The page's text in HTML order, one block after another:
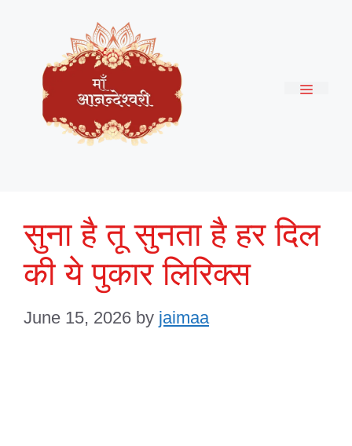
content
सुना है तू सुनता है हर दिल
की ये पुकार लिरिक्स
June 15, 2026 by jaimaa